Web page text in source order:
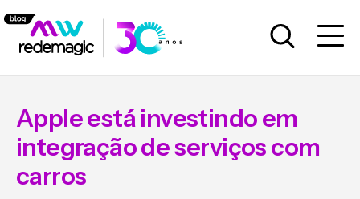
Apple está investindo em
integração de serviços com
carros